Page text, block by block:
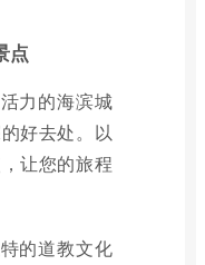
点
力的海滨城
好去处。以
让您的旅程
的道教文化